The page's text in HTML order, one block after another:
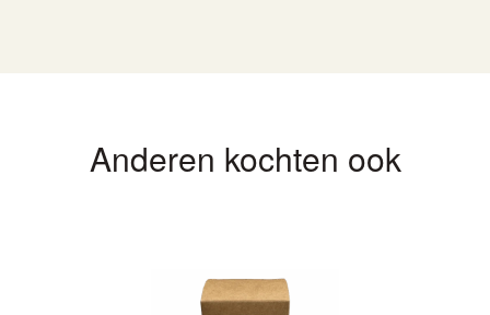
Anderen kochten ook